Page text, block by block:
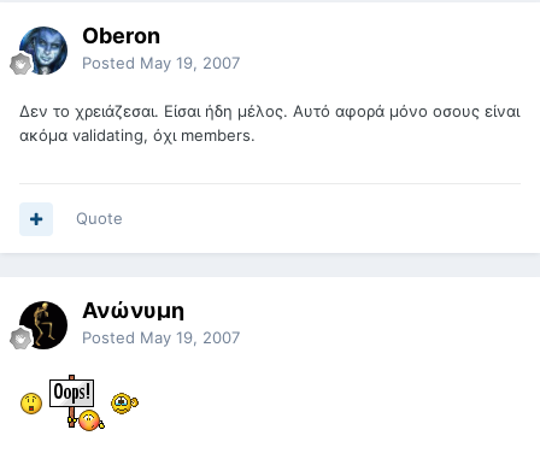
Oberon
Posted May 19, 2007
Δεν το χρειάζεσαι. Είσαι ήδη μέλος. Αυτό αφορά μόνο οσους είναι
ακόμα validating, όχι members.
Quote
Ανώνυμη
Posted May 19, 2007